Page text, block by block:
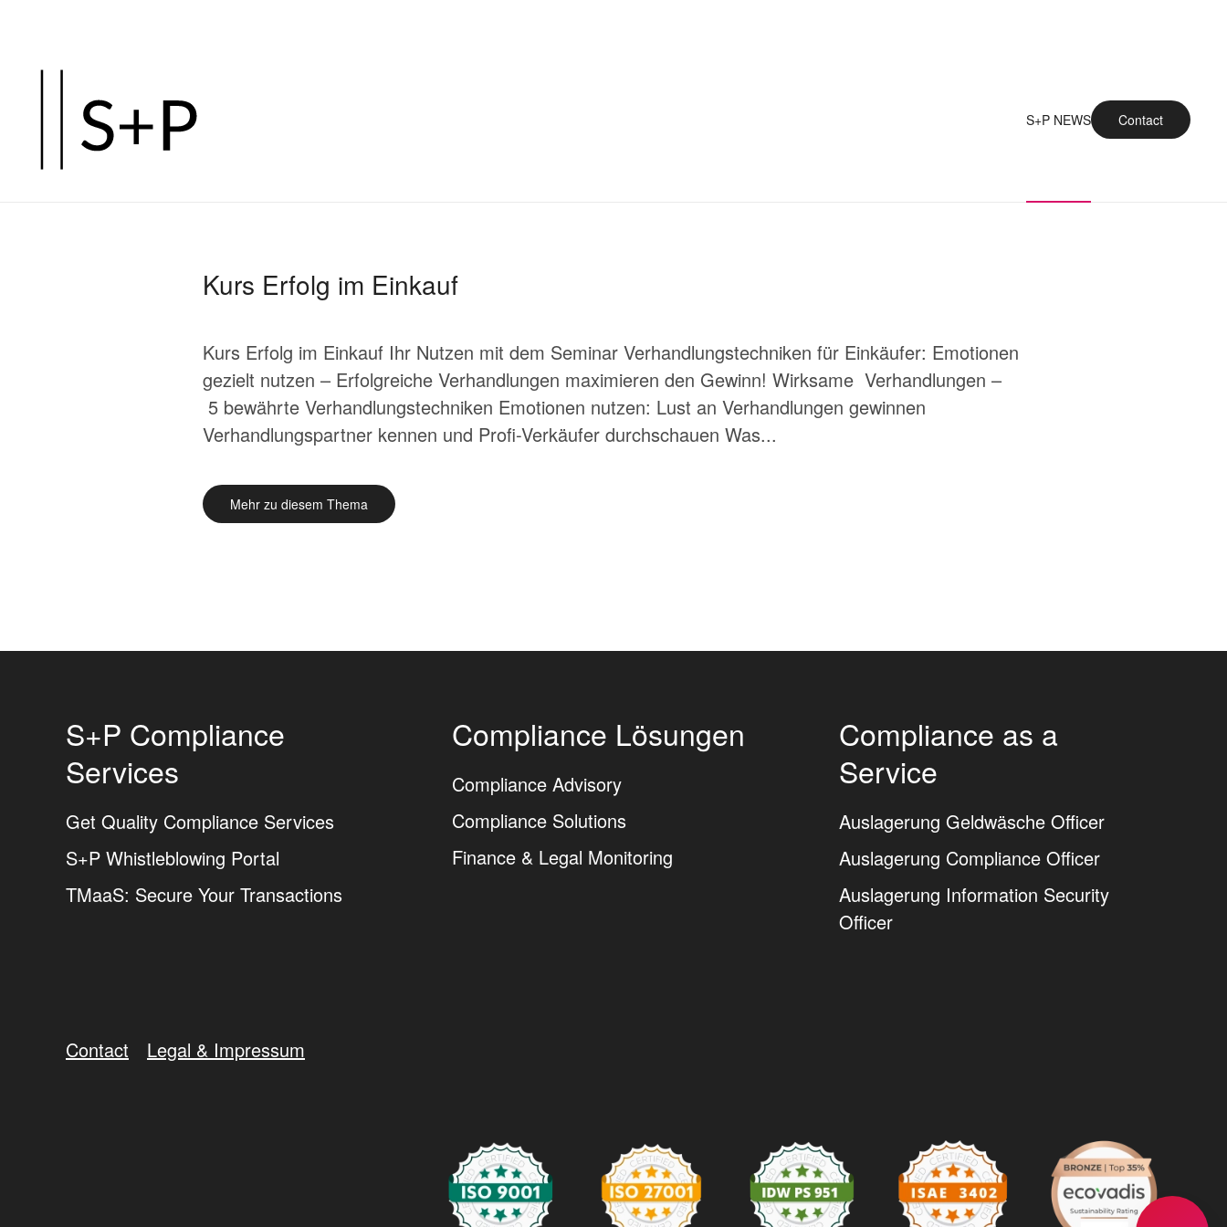
springen
S+P NEWS Contact
Kurs Erfolg im Einkauf
Kurs Erfolg im Einkauf Ihr Nutzen mit dem Seminar Verhandlungstechniken für Einkäufer: Emotionen
gezielt nutzen – Erfolgreiche Verhandlungen maximieren den Gewinn! Wirksame Verhandlungen –
5 bewährte Verhandlungstechniken Emotionen nutzen: Lust an Verhandlungen gewinnen
Verhandlungspartner kennen und Profi-Verkäufer durchschauen Was...
Mehr zu diesem Thema
S+P Compliance
Services
Get Quality Compliance Services
S+P Whistleblowing Portal
TMaaS: Secure Your Transactions
Compliance Lösungen
Compliance Advisory
Compliance Solutions
Finance & Legal Monitoring
Compliance as a
Service
Auslagerung Geldwäsche Officer
Auslagerung Compliance Officer
Auslagerung Information Security
Officer
Contact Legal & Impressum